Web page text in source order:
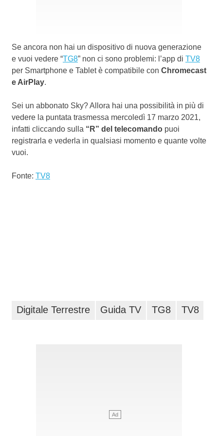
Se ancora non hai un dispositivo di nuova generazione
e vuoi vedere “TG8” non ci sono problemi: l’app di TV8
per Smartphone e Tablet è compatibile con Chromecast
e AirPlay.
Sei un abbonato Sky? Allora hai una possibilità in più di
vedere la puntata trasmessa mercoledì 17 marzo 2021,
infatti cliccando sulla “R” del telecomando puoi
registrarla e vederla in qualsiasi momento e quante volte
vuoi.
Fonte: TV8
Digitale Terrestre Guida TV TG8 TV8